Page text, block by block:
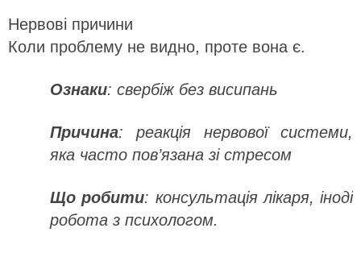
Нервові причини
Коли проблему не видно, проте вона є.
Ознаки: свербіж без висипань
Причина: реакція нервової системи,
яка часто пов’язана зі стресом
Що робити: консультація лікаря, іноді
робота з психологом.